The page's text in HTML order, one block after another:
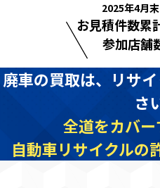
2025年4月
お見積件数累
参加店舗
廃車の買取は、リサ
さ
全道をカバー
自動車リサイクルの